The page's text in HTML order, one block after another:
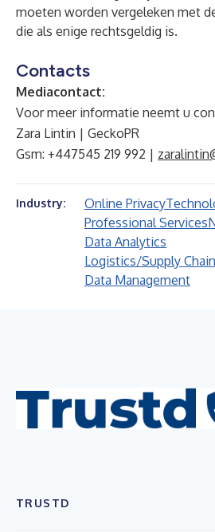
moeten worden vergeleken met
die als enige rechtsgeldig is.
Contacts
Mediacontact:
Voor meer informatie neemt u
Zara Lintin | GeckoPR
Gsm: +447545 219 992 |
Industry: Online Privacy
Professional Services
Data Analytics
Logistics/Supply
Data Management
TRUSTD